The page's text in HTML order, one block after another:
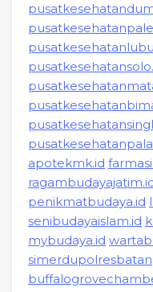
apotekmk.id
penikmatbudaya.id
senibudayaislam.id
mybudaya.id